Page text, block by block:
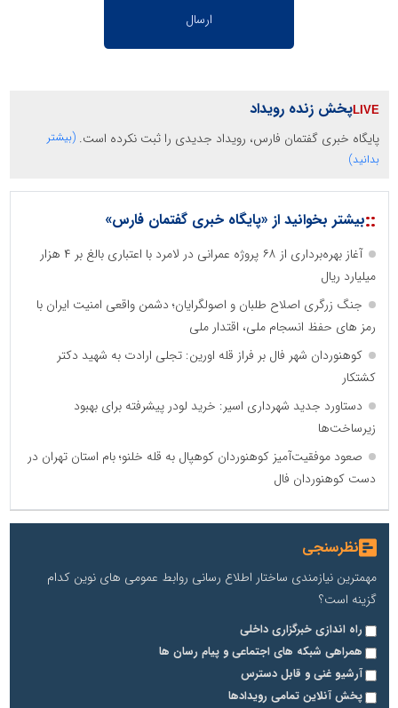
پخش زنده رویداد
پایگاه خبری گفتمان فارس، رویداد جدیدی را ثبت نکرده است. (بیشتر
بدانید)
::بیشتر بخوانید از «پایگاه خبری گفتمان فارس»
آغاز بهره‌برداری از ۶۸ پروژه عمرانی در لامرد با اعتباری بالغ بر ۴ هزار
میلیارد ریال
جنگ زرگری اصلاح طلبان و اصولگرایان؛ دشمن واقعی امنیت ایران با
رمز های حفظ انسجام ملی، اقتدار ملی
کوهنوردان شهر فال بر فراز قله اورین: تجلی ارادت به شهید دکتر
کشتکار
دستاورد جدید شهرداری اسیر: خرید لودر پیشرفته برای بهبود
زیرساخت‌ها
صعود موفقیت‌آمیز کوهنوردان کوهپال به قله خلنو؛ بام استان تهران در
دست کوهنوردان فال
نظرسنجی
مهمترین نیازمندی ساختار اطلاع رسانی روابط عمومی های نوین کدام
گزینه است؟
راه اندازی خبرگزاری داخلی
همراهی شبکه های اجتماعی و پیام رسان ها
آرشیو غنی و قابل دسترس
پخش آنلاین تمامی رویدادها